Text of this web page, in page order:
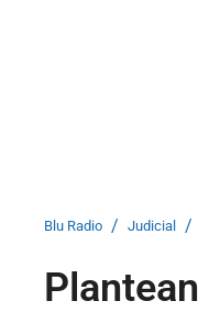
Blu Radio / Judicial /